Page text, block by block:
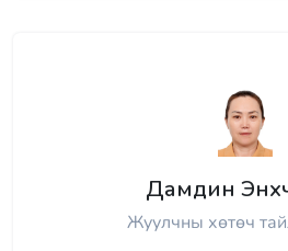
Дамдин
Жуулчны хөтөч